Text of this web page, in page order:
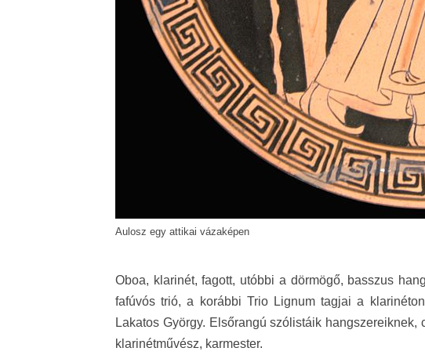
Aulosz egy attikai vázaképen
Oboa, klarinét, fagott, utóbbi a dörmögő, basszus
fafúvós trió, a korábbi Trio Lignum tagjai a
Lakatos György. Elsőrangú szólistáik
klarinétművész, karmester.